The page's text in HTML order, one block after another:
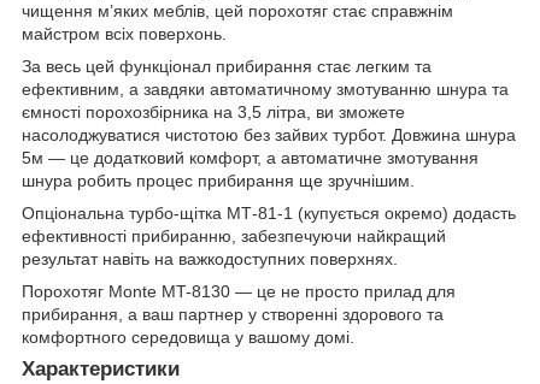
чищення м’яких меблів, цей порохотяг стає справжнім
майстром всіх поверхонь.
За весь цей функціонал прибирання стає легким та
ефективним, а завдяки автоматичному змотуванню шнура та
ємності порохозбірника на 3,5 літра, ви зможете
насолоджуватися чистотою без зайвих турбот. Довжина шнура
5м — це додатковий комфорт, а автоматичне змотування
шнура робить процес прибирання ще зручнішим.
Опціональна турбо-щітка МТ-81-1 (купується окремо) додасть
ефективності прибиранню, забезпечуючи найкращий
результат навіть на важкодоступних поверхнях.
Порохотяг Monte MT-8130 — це не просто прилад для
прибирання, а ваш партнер у створенні здорового та
комфортного середовища у вашому домі.
Характеристики